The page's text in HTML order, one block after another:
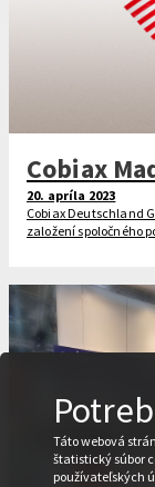
Cobiax
20. apríla 2023
Cobiax Deutschland
založení spoločného
Táto webová
štatistický súbor
používateľských